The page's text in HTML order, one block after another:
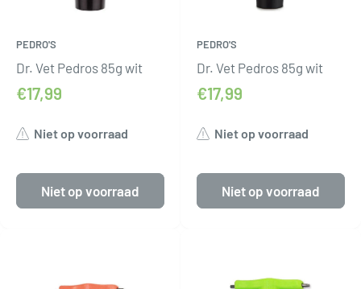
PEDRO'S
Dr. Vet Pedros 85g wit
€17,99
Niet op voorraad
Niet op voorraad
PEDRO'S
Dr. Vet Pedros 85g wit
€17,99
Niet op voorraad
Niet op voorraad